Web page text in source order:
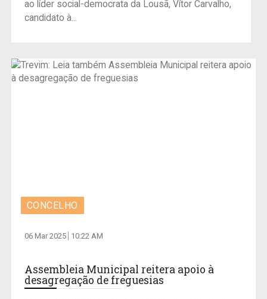
ao líder social-democrata da Lousã, Vítor Carvalho,
candidato à...
CONCELHO
06 Mar 2025 10:22 AM
Assembleia Municipal reitera apoio à
desagregação de freguesias